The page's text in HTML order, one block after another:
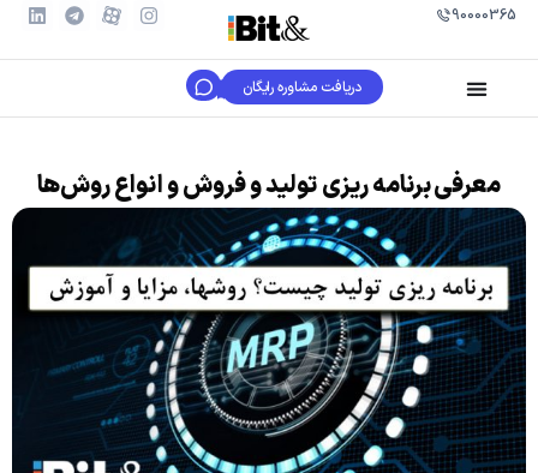
90000365
دریافت مشاوره رایگان
معرفی برنامه ریزی تولید و فروش و انواع روش‌ها